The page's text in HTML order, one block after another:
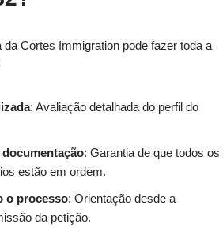
Cortes Immigration pode fazer toda a
: Avaliação detalhada do perfil do
: Garantia de que todos os
estão em ordem.
o processo: Orientação desde a
da petição.